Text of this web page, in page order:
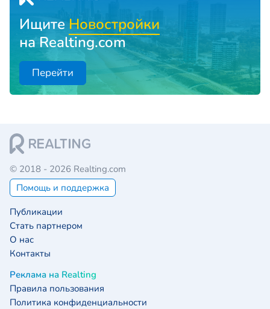
ИщитеНовостройки
на Realting.com
Перейти
© 2018 - 2026 Realting.com
Помощь и поддержка
Публикации
Стать партнером
О нас
Контакты
Реклама на Realting
Правила пользования
Политика конфиденциальности